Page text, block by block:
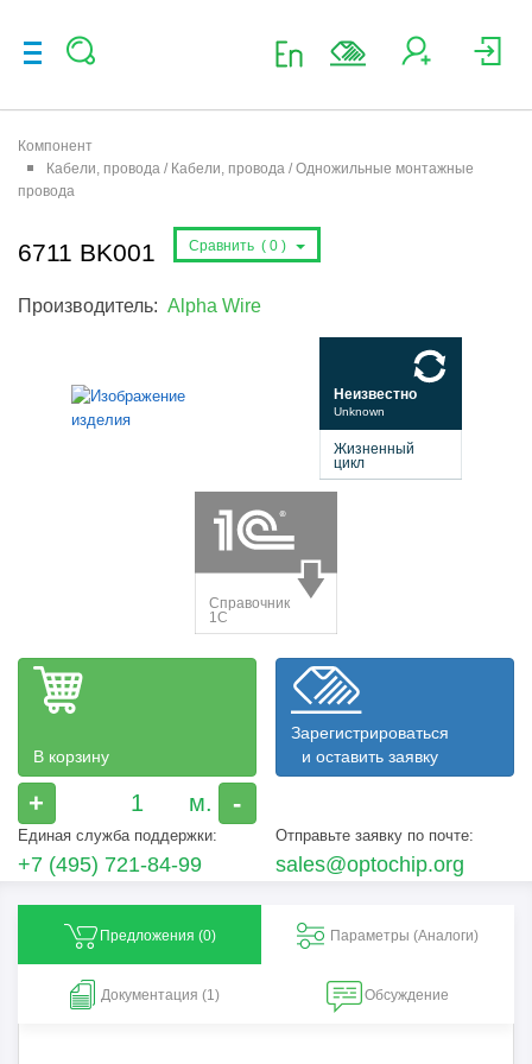
Компонент
Кабели, провода / Кабели, провода / Одножильные монтажные
провода
6711 BK001 Сравнить ( 0 )
Производитель: Alpha Wire
В корзину
+ -
Зарегистрироваться
и оставить заявку
Единая служба поддержки:
+7 (495) 721-84-99
Отправьте заявку по почте:
sales@optochip.org
Предложения (0) Параметры (Aналоги)
Документация (1) Обсуждение